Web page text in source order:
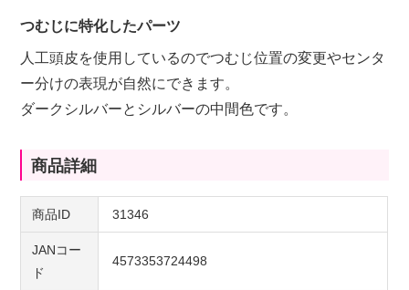
つむじに特化したパーツ
人工頭皮を使用しているのでつむじ位置の変更やセンタ
ー分けの表現が自然にできます。
ダークシルバーとシルバーの中間色です。
商品詳細
商品ID 31346
JANコー
ド
4573353724498